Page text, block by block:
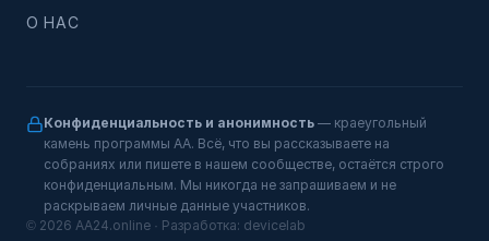
О НАС
Конфиденциальность и анонимность — краеугольный
камень программы АА. Всё, что вы рассказываете на
собраниях или пишете в нашем сообществе, остаётся строго
конфиденциальным. Мы никогда не запрашиваем и не
раскрываем личные данные участников.
© 2026 AA24.online · Разработка: devicelab